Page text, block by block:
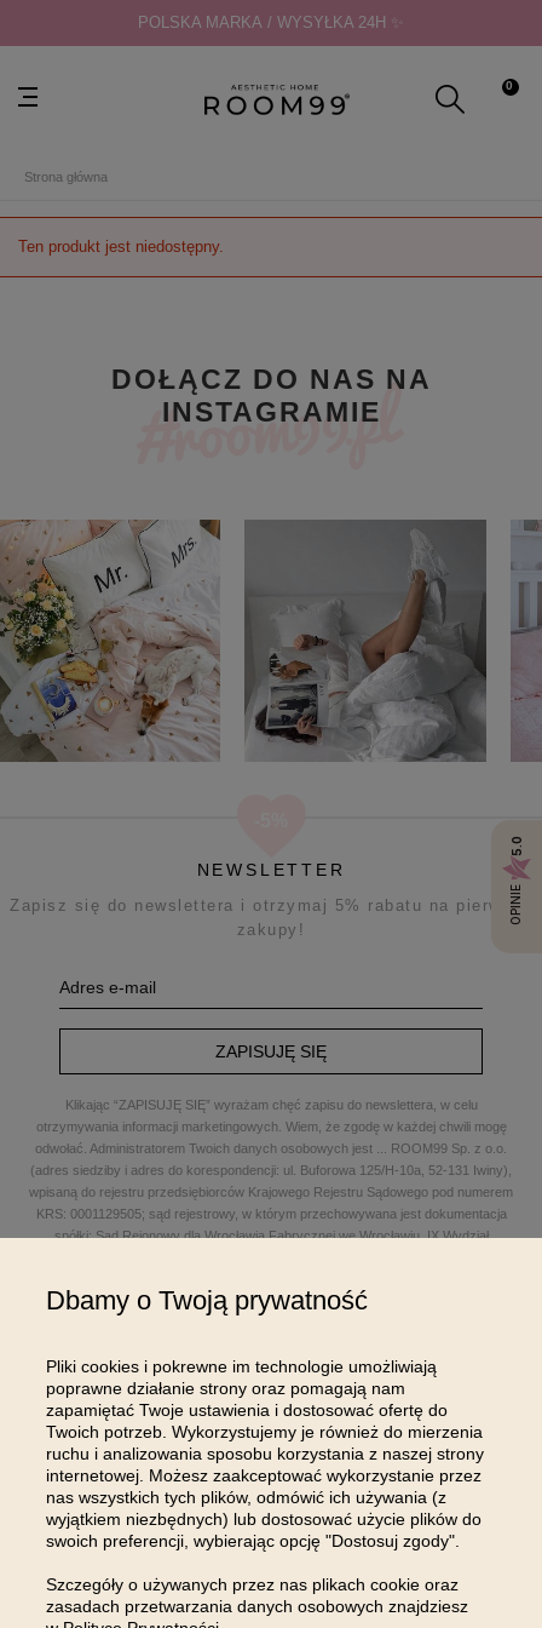
POLSKA MARKA / WYSYŁKA 24H ✨
0
Strona główna
Ten produkt jest niedostępny.
DOŁĄCZ DO NAS NA
INSTAGRAMIE
NEWSLETTER
Zapisz się do newslettera i otrzymaj 5% rabatu na pierwsze
zakupy!
ZAPISUJĘ SIĘ
Klikając “ZAPISUJĘ SIĘ” wyrażam chęć zapisu do newslettera, w celu
otrzymywania informacji marketingowych. Wiem, że zgodę w każdej chwili mogę
odwołać. Administratorem Twoich danych osobowych jest
ROOM99 Sp. z o.o.
(adres siedziby i adres do korespondencji: ul. Buforowa 125/H-10a, 52-131 Iwiny),
wpisaną do rejestru przedsiębiorców Krajowego Rejestru Sądowego pod numerem
KRS: 0001129505; sąd rejestrowy, w którym przechowywana jest dokumentacja
spółki: Sąd Rejonowy dla Wrocławia Fabrycznej we Wrocławiu, IX Wydział
poczty elektronicznej: sklep@room99.pl. Zapoznaj się z naszym
OBSŁUGA KLIENTA
INFORMACJE
MOJE KONTO
OPINIE
5.0
Dbamy o Twoją prywatność
Pliki cookies i pokrewne im technologie umożliwiają
poprawne działanie strony oraz pomagają nam
zapamiętać Twoje ustawienia i dostosować ofertę do
Twoich potrzeb. Wykorzystujemy je również do mierzenia
ruchu i analizowania sposobu korzystania z naszej strony
internetowej. Możesz zaakceptować wykorzystanie przez
nas wszystkich tych plików, odmówić ich używania (z
wyjątkiem niezbędnych) lub dostosować użycie plików do
swoich preferencji, wybierając opcję "Dostosuj zgody".
Szczegóły o używanych przez nas plikach cookie oraz
zasadach przetwarzania danych osobowych znajdziesz